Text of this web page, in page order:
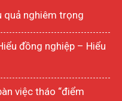
quả nghiêm trọng
đồng nghiệp – Hiểu
việc tháo “điểm